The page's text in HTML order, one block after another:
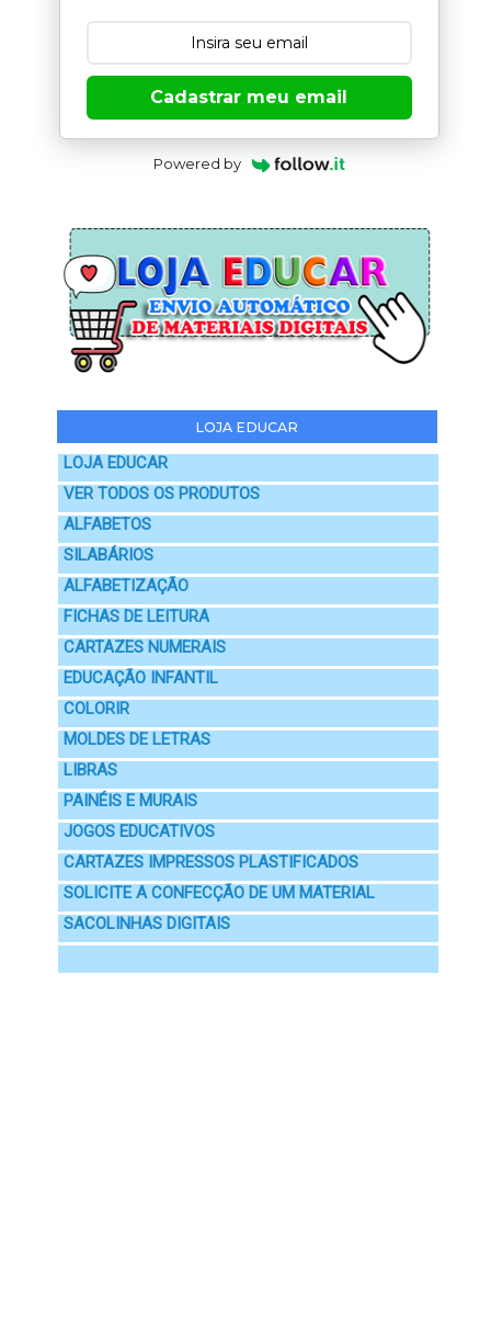
Cadastrar meu email
Powered by
LOJA EDUCAR
LOJA EDUCAR
VER TODOS OS PRODUTOS
ALFABETOS
SILABÁRIOS
ALFABETIZAÇÃO
FICHAS DE LEITURA
CARTAZES NUMERAIS
EDUCAÇÃO INFANTIL
COLORIR
MOLDES DE LETRAS
LIBRAS
PAINÉIS E MURAIS
JOGOS EDUCATIVOS
CARTAZES IMPRESSOS PLASTIFICADOS
SOLICITE A CONFECÇÃO DE UM MATERIAL
SACOLINHAS DIGITAIS